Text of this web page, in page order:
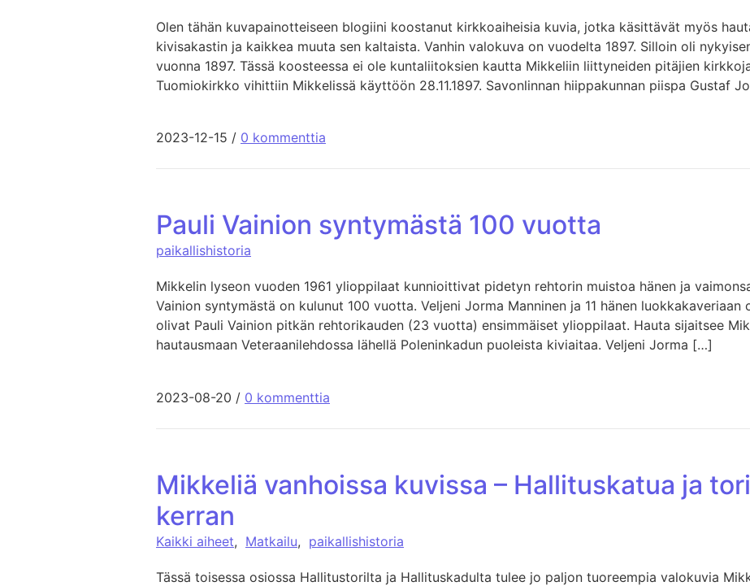
Olen tähän kuvapainotteiseen blogiini koostanut kirkkoaiheisia kuvia, jotka käsittävät myös
kivisakastin ja kaikkea muuta sen kaltaista. Vanhin valokuva on vuodelta 1897. Silloin oli
vuonna 1897. Tässä koosteessa ei ole kuntaliitoksien kautta Mikkeliin liittyneiden pitäjien
Tuomiokirkko vihittiin Mikkelissä käyttöön 28.11.1897. Savonlinnan hiippakunnan piispa Gustaf
2023-12-15 / 0 kommenttia
Pauli Vainion syntymästä 100 vuotta
paikallishistoria
Mikkelin lyseon vuoden 1961 ylioppilaat kunnioittivat pidetyn rehtorin muistoa hänen ja
Vainion syntymästä on kulunut 100 vuotta. Veljeni Jorma Manninen ja 11 hänen luokkakaveriaan
olivat Pauli Vainion pitkän rehtorikauden (23 vuotta) ensimmäiset ylioppilaat. Hauta sijaitsee
hautausmaan Veteraanilehdossa lähellä Poleninkadun puoleista kiviaitaa. Veljeni Jorma […]
2023-08-20 / 0 kommenttia
Mikkeliä vanhoissa kuvissa – Hallituskatua ja
kerran
Kaikki aiheet, Matkailu, paikallishistoria
Tässä toisessa osiossa Hallitustorilta ja Hallituskadulta tulee jo paljon tuoreempia valokuvia